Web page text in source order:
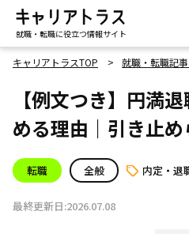
就職・転職に役立つ情報サイト
キャリアトラスTOP 就職・転職記
【例文つき】円満
める理由｜引き止
転職 全般 内定・退
最終更新日:2026.07.08